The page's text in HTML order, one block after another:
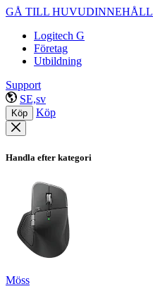
GÅ TILL HUVUDINNEHÅLL
Logitech G
Företag
Utbildning
Support
SE,sv
Köp Köp
Handla efter kategori
Möss